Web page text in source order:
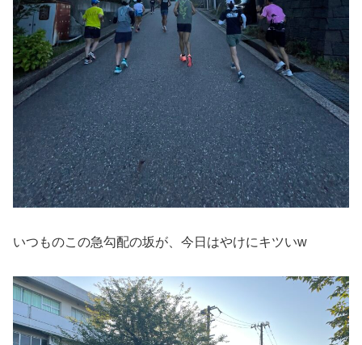
いつものこの急勾配の坂が、今日はやけにキツいw